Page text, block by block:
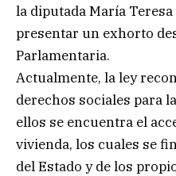
la diputada María Teresa
presentar un exhorto
Parlamentaria.
Actualmente, la ley
derechos sociales para
ellos se encuentra el
vivienda, los cuales se
del Estado y de los